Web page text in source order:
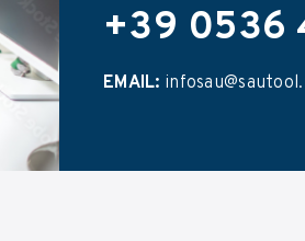
+39 0536
EMAIL: